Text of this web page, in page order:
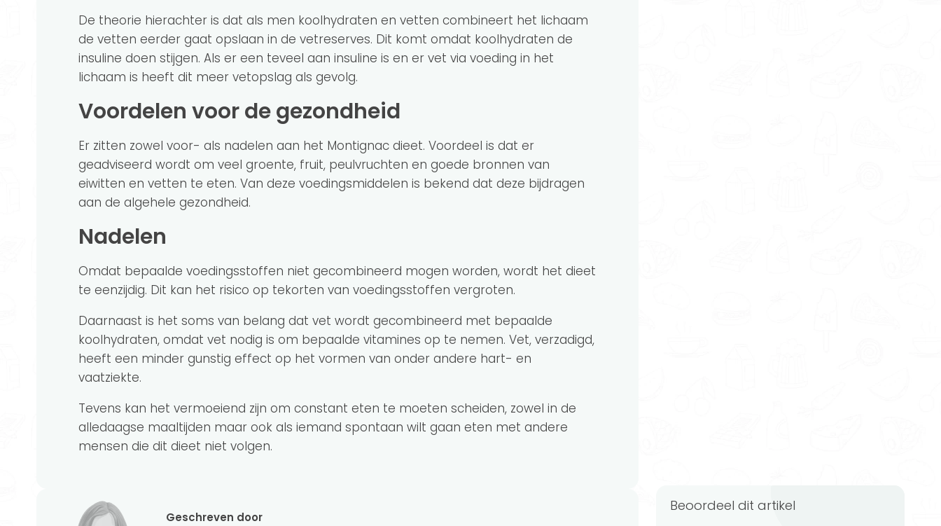
De theorie hierachter is dat als men koolhydraten en vetten combineert het lichaam
de vetten eerder gaat opslaan in de vetreserves. Dit komt omdat koolhydraten de
insuline doen stijgen. Als er een teveel aan insuline is en er vet via voeding in het
lichaam is heeft dit meer vetopslag als gevolg.
Voordelen voor de gezondheid
Er zitten zowel voor- als nadelen aan het Montignac dieet. Voordeel is dat er
geadviseerd wordt om veel groente, fruit, peulvruchten en goede bronnen van
eiwitten en vetten te eten. Van deze voedingsmiddelen is bekend dat deze bijdragen
aan de algehele gezondheid.
Nadelen
Omdat bepaalde voedingsstoffen niet gecombineerd mogen worden, wordt het dieet
te eenzijdig. Dit kan het risico op tekorten van voedingsstoffen vergroten.
Daarnaast is het soms van belang dat vet wordt gecombineerd met bepaalde
koolhydraten, omdat vet nodig is om bepaalde vitamines op te nemen. Vet, verzadigd,
heeft een minder gunstig effect op het vormen van onder andere hart- en
vaatziekte.
Tevens kan het vermoeiend zijn om constant eten te moeten scheiden, zowel in de
alledaagse maaltijden maar ook als iemand spontaan wilt gaan eten met andere
mensen die dit dieet niet volgen.
Geschreven door
Beoordeel dit artikel